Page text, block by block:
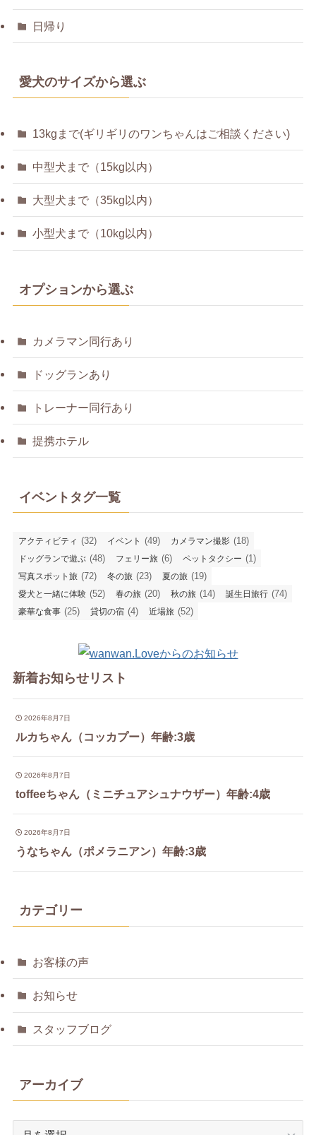
日帰り
愛犬のサイズから選ぶ
13kgまで(ギリギリのワンちゃんはご相談ください)
中型犬まで（15kg以内）
大型犬まで（35kg以内）
小型犬まで（10kg以内）
オプションから選ぶ
カメラマン同行あり
ドッグランあり
トレーナー同行あり
提携ホテル
イベントタグ一覧
アクティビティ (32) イベント (49) カメラマン撮影 (18)
ドッグランで遊ぶ (48) フェリー旅 (6) ペットタクシー (1)
写真スポット旅 (72) 冬の旅 (23) 夏の旅 (19)
愛犬と一緒に体験 (52) 春の旅 (20) 秋の旅 (14) 誕生日旅行 (74)
豪華な食事 (25) 貸切の宿 (4) 近場旅 (52)
新着お知らせリスト
2026年8月7日
ルカちゃん（コッカプー）年齢:3歳
2026年8月7日
toffeeちゃん（ミニチュアシュナウザー）年齢:4歳
2026年8月7日
うなちゃん（ポメラニアン）年齢:3歳
カテゴリー
お客様の声
お知らせ
スタッフブログ
アーカイブ